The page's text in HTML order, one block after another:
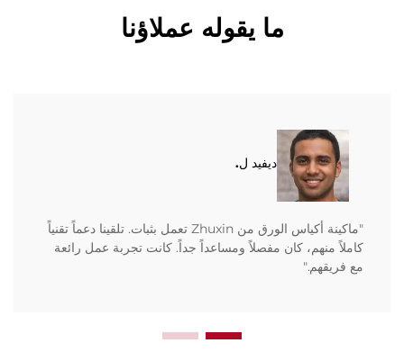
ما يقوله عملاؤنا
ديفيد ل.
"ماكينة أكياس الورق من Zhuxin تعمل بثبات. تلقينا دعماً تقنياً
كاملاً منهم، كان مفصلاً ومساعداً جداً. كانت تجربة عمل رائعة
مع فريقهم."